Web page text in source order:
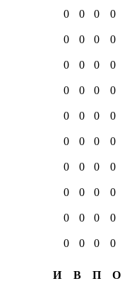
0 0 0 0
0 0 0 0
0 0 0 0
0 0 0 0
0 0 0 0
0 0 0 0
0 0 0 0
0 0 0 0
0 0 0 0
0 0 0
0
И В П
О